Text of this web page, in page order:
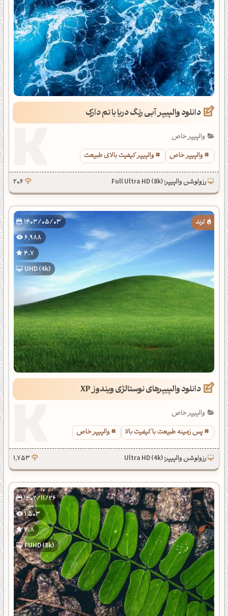
دانلود والپیپر آبی رنگ دریا با تم دارک
والپیپر خاص
والپیپر خاص
والپیپر کیفیت بالای طبیعت
رزولوشن والپیپر: Full Ultra HD (8k) 206
1403/05/03
6,988
4.7
UHD (4k)
دانلود والپیپرهای نوستالژی ویندوز XP
والپیپر خاص
پس زمینه طبیعت با کیفیت بالا
والپیپر خاص
رزولوشن والپیپر: Ultra HD (4k) 1,753
1402/11/26
1,503
4.8
FUHD (8k)